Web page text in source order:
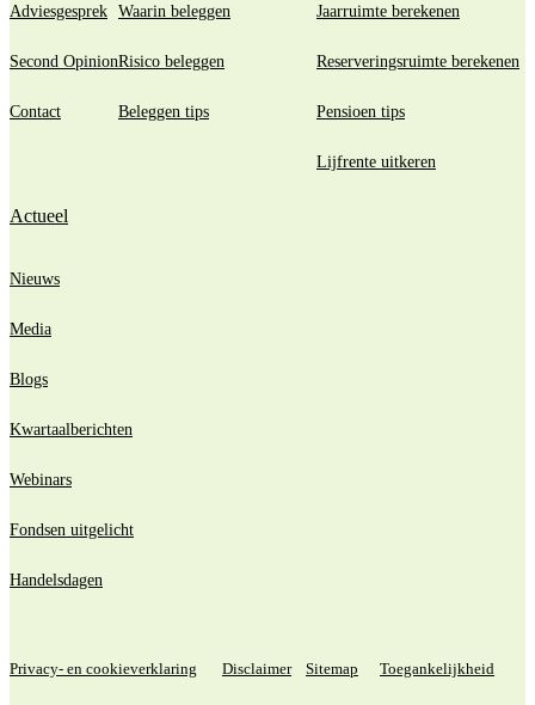
Adviesgesprek
Second Opinion
Contact
Waarin beleggen
Risico beleggen
Beleggen tips
Jaarruimte berekenen
Reserveringsruimte berekenen
Pensioen tips
Lijfrente uitkeren
Actueel
Nieuws
Media
Blogs
Kwartaalberichten
Webinars
Fondsen uitgelicht
Handelsdagen
Privacy- en cookieverklaring Disclaimer Sitemap Toegankelijkheid